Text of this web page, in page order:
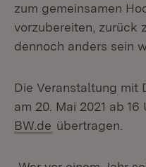
zum gemeinsamen
vorzubereiten, zurück
dennoch anders sein
Die Veranstaltung mit
am 20. Mai 2021 ab 16
BW.de übertragen.